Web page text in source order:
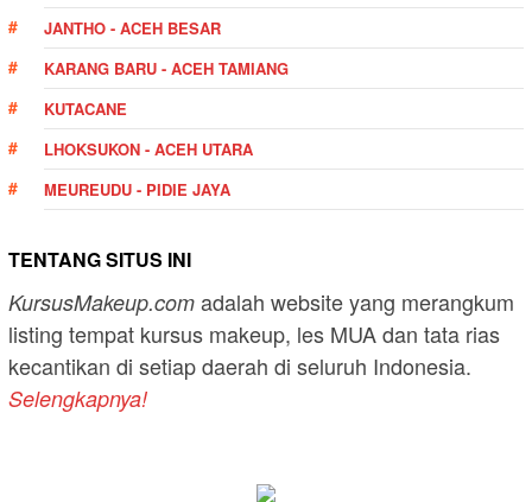
JANTHO - ACEH BESAR
KARANG BARU - ACEH TAMIANG
KUTACANE
LHOKSUKON - ACEH UTARA
MEUREUDU - PIDIE JAYA
TENTANG SITUS INI
KursusMakeup.com adalah website yang merangkum
listing tempat kursus makeup, les MUA dan tata rias
kecantikan di setiap daerah di seluruh Indonesia.
Selengkapnya!